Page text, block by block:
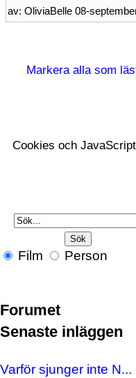
av: OliviaBelle 08-
Markera alla som
Cookies och
Film Person
Forumet
Senaste inläggen
Varför sjunger inte N...